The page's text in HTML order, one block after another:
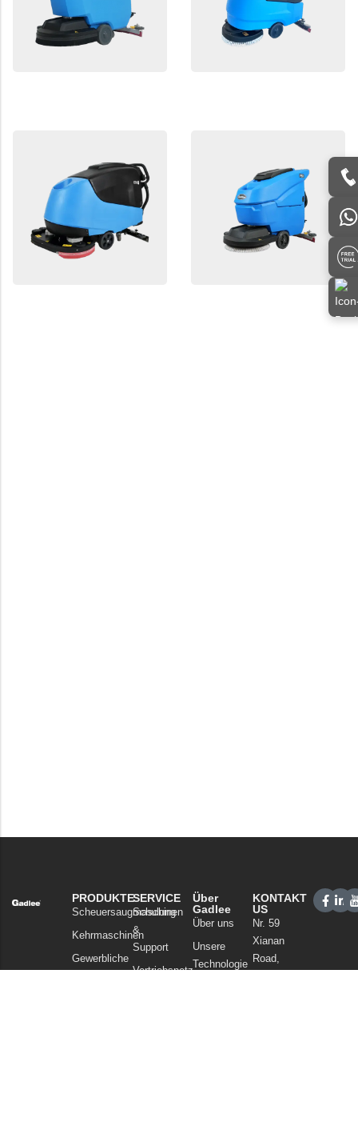
PRODUKTE
Scheuersaugmaschinen
Kehrmaschinen
Gewerbliche
SERVICE
Schulung
&
Support
Vertriebsnetz
Über
Gadlee
Über uns
Unsere
Technologie
KONTAKT
US
Nr. 59
Xianan
Road,